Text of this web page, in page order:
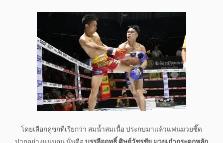
โดยเลือกคู่ชกที่เรียกว่า สมน้ำสมเนื้อ ประกบมาแล้วแฟนมวยซี๊ด